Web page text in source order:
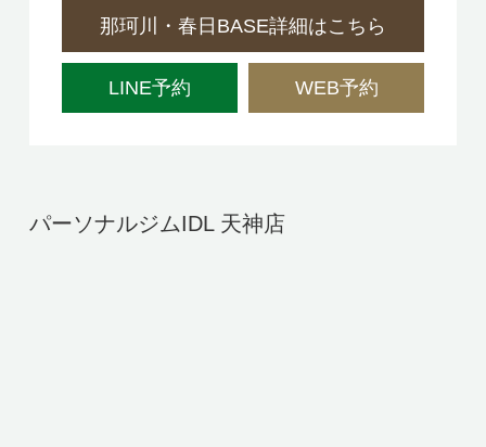
那珂川・春日BASE詳細はこちら
LINE予約 WEB予約
パーソナルジムIDL 天神店